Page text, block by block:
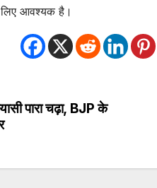
लिए आवश्यक है।
पारा चढ़ा, BJP के